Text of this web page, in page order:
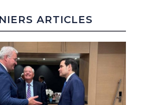
ARTICLES